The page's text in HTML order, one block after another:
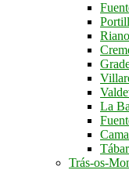
La
Trás-os-